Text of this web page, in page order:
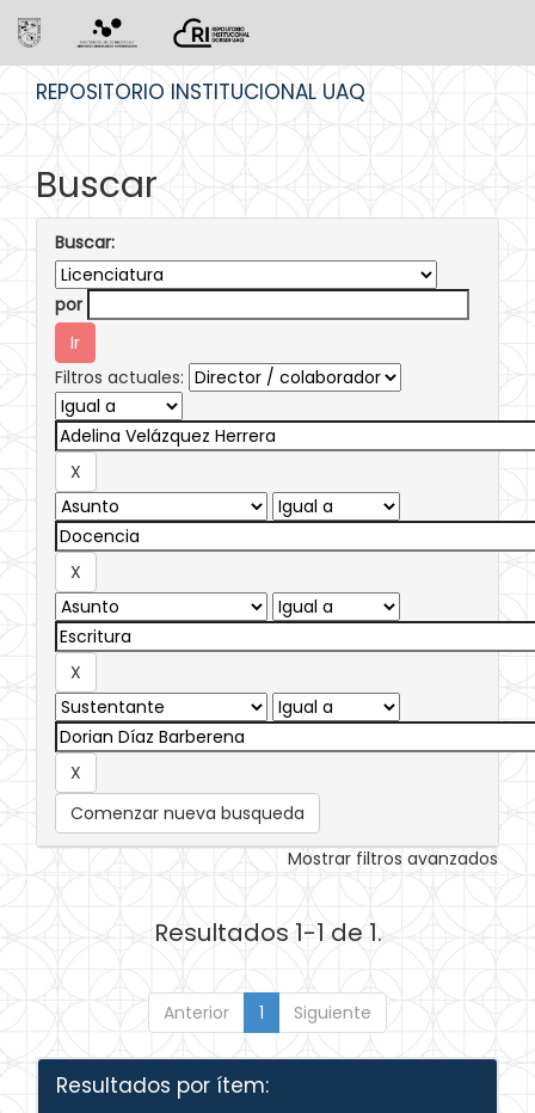
REPOSITORIO INSTITUCIONAL UAQ
Buscar
Buscar:
por
Filtros actuales:
Comenzar nueva busqueda
Mostrar filtros avanzados
Resultados 1-1 de 1.
Anterior 1 Siguiente
Resultados por ítem: